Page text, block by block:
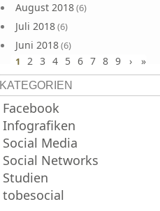
August 2018(6)
Juli 2018(6)
Juni 2018(6)
1 2 3 4 5 6 7 8 9 › »
KATEGORIEN
Facebook
Infografiken
Social Media
Social Networks
Studien
tobesocial